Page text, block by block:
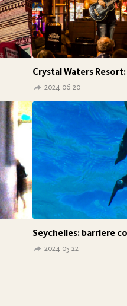
Crystal Waters
2024-06-20
Seychelles: barriere
2024-05-22